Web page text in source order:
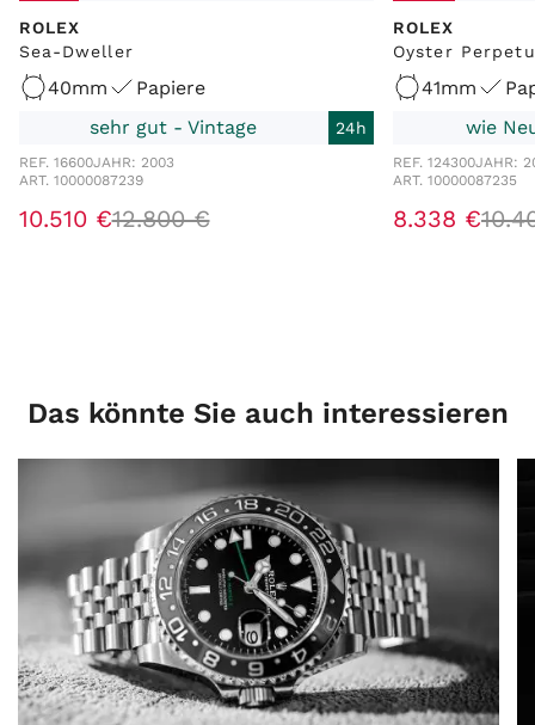
ROLEX
Sea-Dweller
40mm
Papiere
sehr gut - Vintage
24h
REF. 16600JAHR: 2003
ART. 10000087239
10.510 €12.800 €
ROLEX
Oyster
41mm
wie
REF. 124300JAHR:
ART. 10000087235
8.338 €
Das könnte Sie auch interessieren